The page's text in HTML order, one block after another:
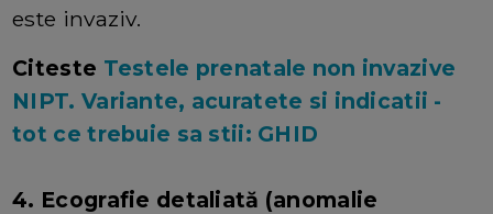
este invaziv.
Citeste Testele prenatale non invazive
NIPT. Variante, acuratete si indicatii -
tot ce trebuie sa stii: GHID
4. Ecografie detaliată (anomalie